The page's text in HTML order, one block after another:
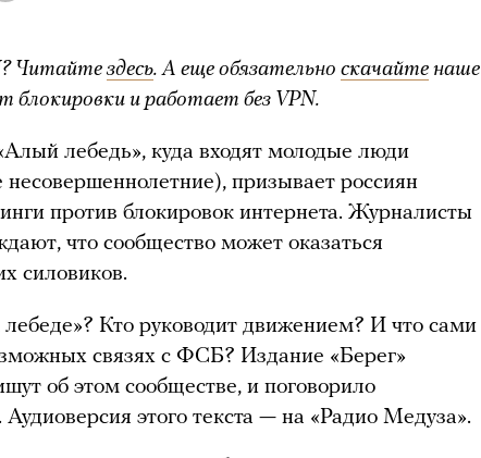
Читайтездесь. А еще обязательно скачайте наше
блокировки и работает без VPN.
лебедь», куда входят молодые люди
призывает россиян
против блокировок интернета. Журналисты
что сообщество может оказаться
силовиков.
Кто руководит движением? И что сами
связях с ФСБ? Издание «Берег»
об этом сообществе, и поговорило
Аудиоверсия этого текста — на «Радио Медуза».